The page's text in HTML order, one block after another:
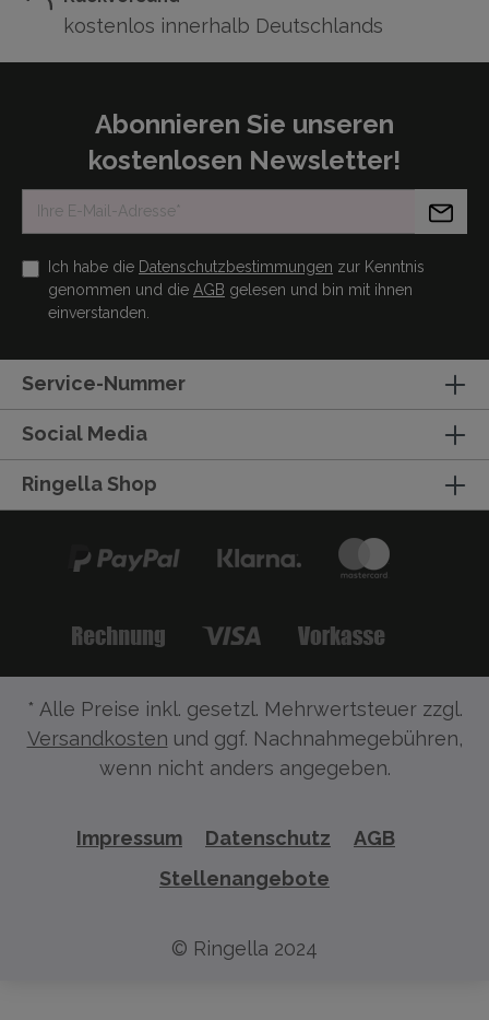
kostenlos innerhalb Deutschlands
Abonnieren Sie unseren
kostenlosen Newsletter!
Ich habe die Datenschutzbestimmungen zur Kenntnis
genommen und die AGB gelesen und bin mit ihnen
einverstanden.
Service-Nummer
Social Media
Ringella Shop
* Alle Preise inkl. gesetzl. Mehrwertsteuer zzgl.
Versandkosten und ggf. Nachnahmegebühren,
wenn nicht anders angegeben.
Impressum Datenschutz
AGB
Stellenangebote
© Ringella 2024